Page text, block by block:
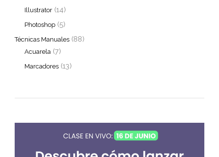
Illustrator (14)
Photoshop (5)
Técnicas Manuales (88)
Acuarela (7)
Marcadores (13)